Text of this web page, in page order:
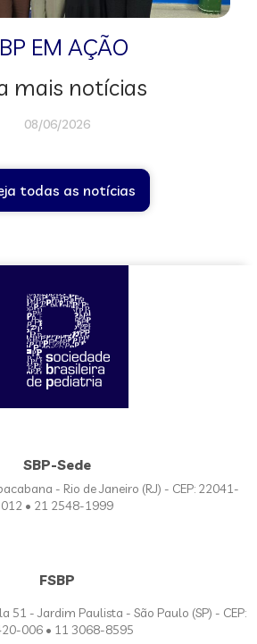
EM AÇÃO
mais notícias
08/06/2026
todas as notícias
SBP-Sede
- Rio de Janeiro (RJ) - CEP: 22041-
012 • 21 2548-1999
FSBP
51 - Jardim Paulista - São Paulo (SP) - CEP:
006 • 11 3068-8595